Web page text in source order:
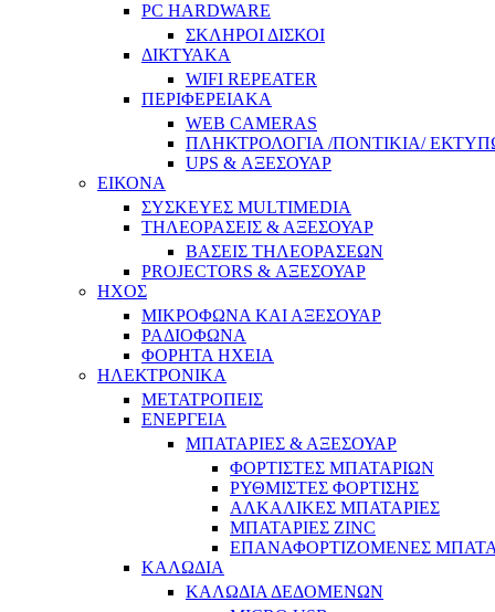
PC HARDWARE
ΣΚΛΗΡΟΙ ΔΙΣΚΟΙ
ΔΙΚΤΥΑΚΑ
WIFI REPEATER
ΠΕΡΙΦΕΡΕΙΑΚΑ
WEB CAMERAS
ΠΛΗΚΤΡΟΛΟΓΙΑ /ΠΟΝΤΙΚΙΑ/
UPS & ΑΞΕΣΟΥΑΡ
ΕΙΚΟΝΑ
ΣΥΣΚΕΥΕΣ MULTIMEDIA
ΤΗΛΕΟΡΑΣΕΙΣ & ΑΞΕΣΟΥΑΡ
ΒΑΣΕΙΣ ΤΗΛΕΟΡΑΣΕΩΝ
PROJECTORS & ΑΞΕΣΟΥΑΡ
ΗΧΟΣ
ΜΙΚΡΟΦΩΝΑ ΚΑΙ ΑΞΕΣΟΥΑΡ
ΡΑΔΙΟΦΩΝΑ
ΦΟΡΗΤΑ ΗΧΕΙΑ
ΗΛΕΚΤΡΟΝΙΚΑ
ΜΕΤΑΤΡΟΠΕΙΣ
ΕΝΕΡΓΕΙΑ
ΜΠΑΤΑΡΙΕΣ & ΑΞΕΣΟΥΑΡ
ΦΟΡΤΙΣΤΕΣ ΜΠΑΤΑΡΙΩΝ
ΡΥΘΜΙΣΤΕΣ ΦΟΡΤΙΣΗΣ
ΑΛΚΑΛΙΚΕΣ ΜΠΑΤΑΡΙΕΣ
ΜΠΑΤΑΡΙΕΣ ZINC
ΕΠΑΝΑΦΟΡΤΙΖΟΜΕΝΕΣ
ΚΑΛΩΔΙΑ
ΚΑΛΩΔΙΑ ΔΕΔΟΜΕΝΩΝ